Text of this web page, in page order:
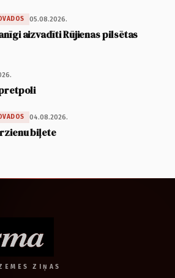
05.08.2026.
aizvadīti Rūjienas pilsētas
04.08.2026.
biļete
ZIŅAS